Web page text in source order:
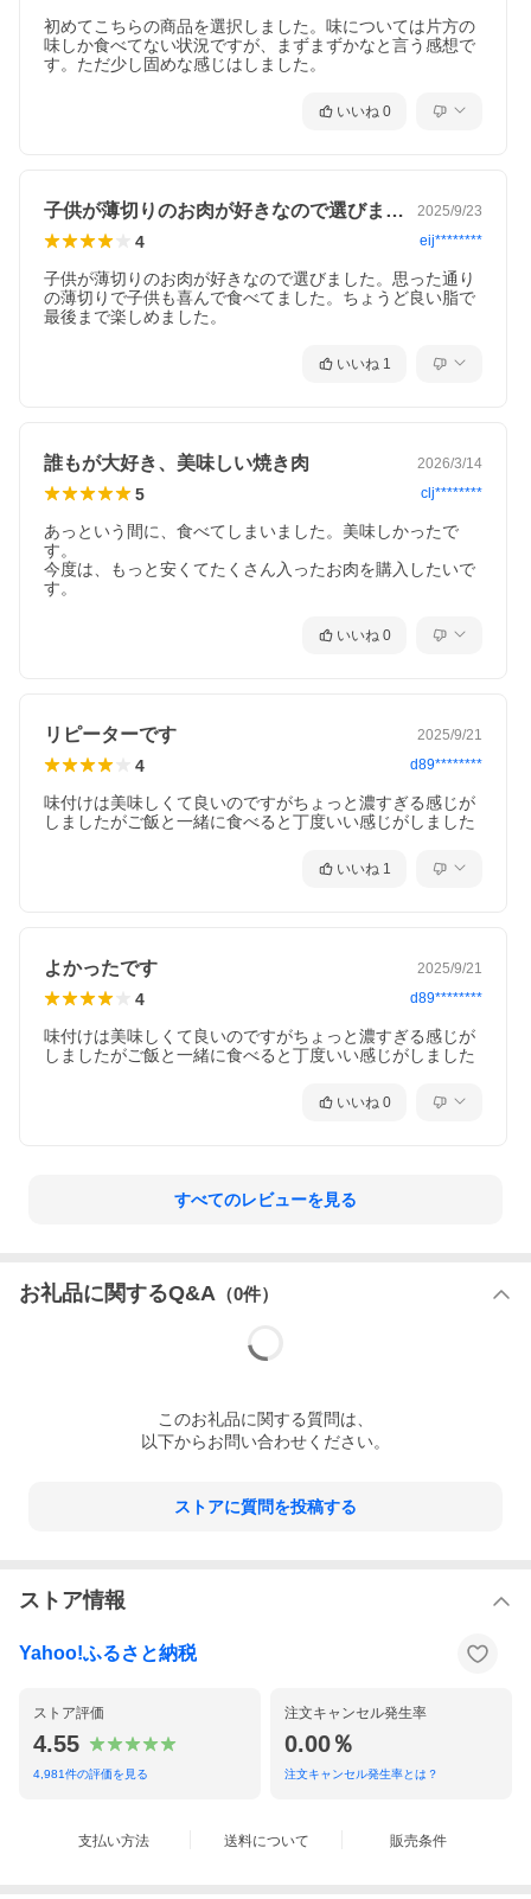
賞味期限:発送日から30日(冷凍状態のまま)
・特製甘だれ[50g×1パック]
製造地:北海道札幌市
食塩、みそ、りんご酢、ごま油、コチュジャン、レモン果汁、に
んにく、香辛料/カラメル色素、酸味料、増粘剤(キサンタンガ
ム)、(一部に小麦・ごま・大豆・りんごを含む)
【別海牛 特製味噌だれ】
牛肉(北海道産)、味噌(国内製造)、砂糖、醤油、ごま油、コチュジ
ャン、粉末にんにく、昆布エキス/調味料(アミノ酸)、増粘剤(キサ
ンタンガム)、甘味料(甘草)、ビタミンB1(一部に小麦・ごま・大豆
ごま・大豆・りんごを含む)
■注意事項/その他
※訳あり理由はサイズ不揃い、部位ミックスになります。
※解凍時に味が染み込み肉色が茶色になりますが、より美味しく
召し上がっていただける状態です。ご了承の上お申し込みくださ
い。
※画像はイメージです。
お召し上がりになる際は、前夜から冷蔵庫内で解凍していただく
※到着日数は配送地域により異なります。
※原産地について北海道別海町産の牛肉を使用しますが、製造安
定化のため、地場産品基準の範囲内で別海牛並みの品質の北海道
区域外で、区域内原料の大半の調達により、製造、加工を行う
ことにより、相応の付加価値が生じているもの
提供元の規格変更などに伴い、お礼品は、本サイト掲載の情報か
ら予告なく変更となる場合がございます。
お礼品に関する義務表示事項(原材料、栄養成分、アレルギー情
報、添加物など)については、お礼品到着後、お礼品の包装容器の
表示ラベルをご確認ください。
・特定の自治体に対し金銭を寄附することを目的としたサービス
・離島、沖縄県はお届けできません。
初めてこちらの商品を選択しました。味については片方の
味しか食べてない状況ですが、まずまずかなと言う感想で
す。ただ少し固めな感じはしました。
いいね 0
子供が薄切りのお肉が好きなので選びまし… 2025/9/23
4 eij********
子供が薄切りのお肉が好きなので選びました。思った通り
の薄切りで子供も喜んで食べてました。ちょうど良い脂で
最後まで楽しめました。
いいね 1
誰もが大好き、美味しい焼き肉 2026/3/14
5 clj********
あっという間に、食べてしまいました。美味しかったで
す。
今度は、もっと安くてたくさん入ったお肉を購入したいで
す。
いいね 0
リピーターです 2025/9/21
4 d89********
味付けは美味しくて良いのですがちょっと濃すぎる感じが
しましたがご飯と一緒に食べると丁度いい感じがしました
いいね 1
よかったです 2025/9/21
4 d89********
味付けは美味しくて良いのですがちょっと濃すぎる感じが
しましたがご飯と一緒に食べると丁度いい感じがしました
いいね 0
すべてのレビューを見る
お礼品に関するQ&A （0件）
このお礼品に関する質問は、
以下からお問い合わせください。
ストアに質問を投稿する
ストア情報
Yahoo!ふるさと納税
ストア評価
4.55
4,981件の評価を見る
注文キャンセル発生率
0.00％
注文キャンセル発生率とは？
支払い方法 送料について 販売条件